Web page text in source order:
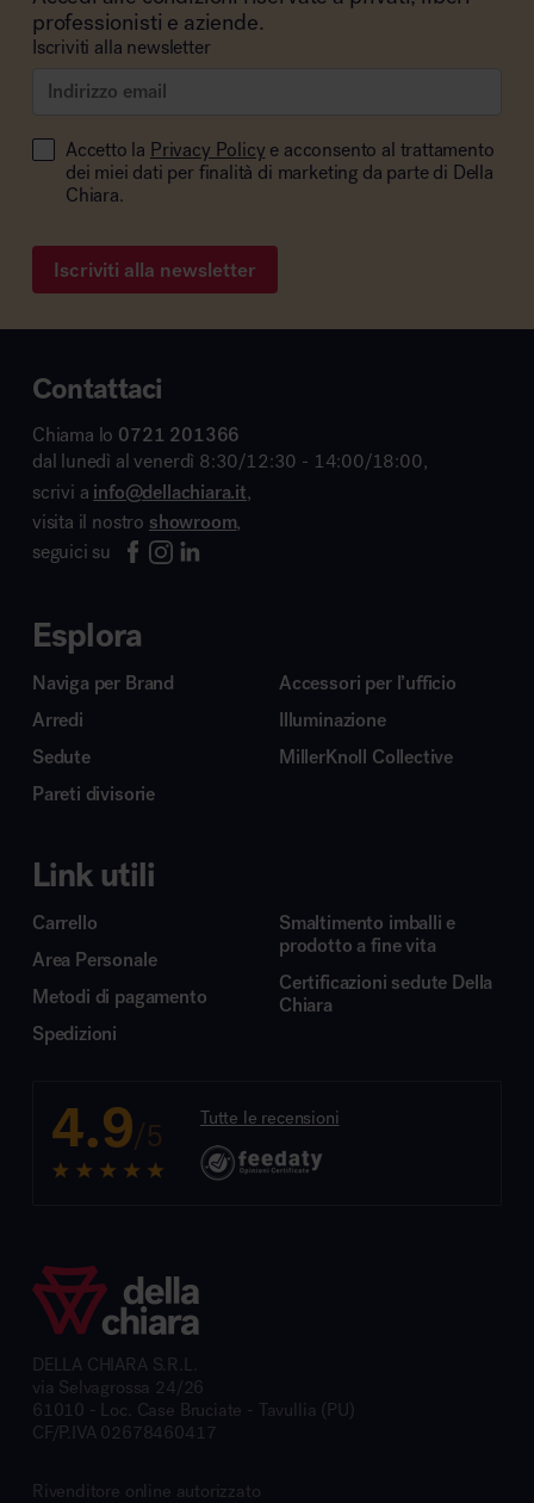
professionisti e aziende.
Iscriviti alla newsletter
Accetto la Privacy Policy e acconsento al trattamento
dei miei dati per finalità di marketing da parte di Della
Chiara.
Iscriviti alla newsletter
Contattaci
Chiama lo 0721 201366
dal lunedì al venerdì 8:30/12:30 - 14:00/18:00,
scrivi a info@dellachiara.it,
visita il nostro showroom,
seguici su
Esplora
Naviga per Brand
Arredi
Sedute
Pareti divisorie
Accessori per l’ufficio
Illuminazione
MillerKnoll Collective
Link utili
Carrello
Area Personale
Metodi di pagamento
Spedizioni
Smaltimento imballi e
prodotto a fine vita
Certificazioni sedute Della
Chiara
4.9/5 Tutte le recensioni
DELLA CHIARA S.R.L.
via Selvagrossa 24/26
61010 - Loc. Case Bruciate - Tavullia (PU)
CF/P.IVA 02678460417
Rivenditore online autorizzato